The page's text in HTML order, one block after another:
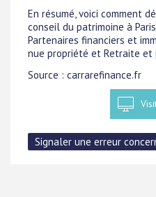
En résumé, voici comment
conseil du patrimoine à
Partenaires financiers et
nue propriété et Retraite et
Source : carrarefinance.fr